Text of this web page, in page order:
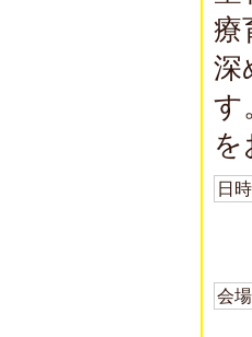
療
深
す
を
日時
会場